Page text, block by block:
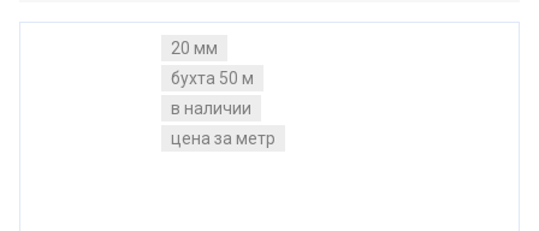
20 мм
бухта 50 м
в наличии
цена за метр